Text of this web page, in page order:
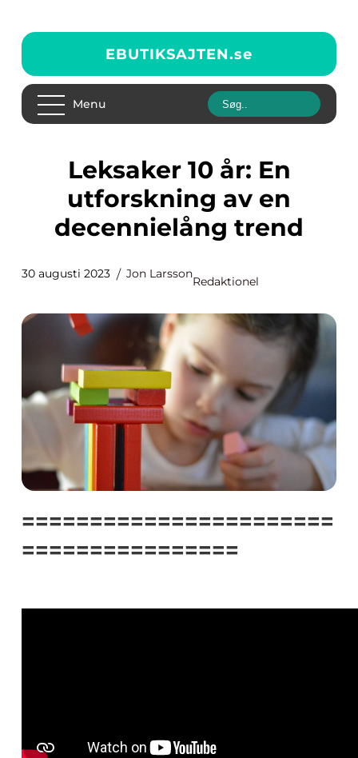
EBUTIKSAJTEN.se
Menu
Leksaker 10 år: En
utforskning av en
decennielång trend
30 augusti 2023 Jon Larsson
Redaktionel
=======================
================